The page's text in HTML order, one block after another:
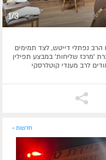
1/3
נפתלי דייטש, לצד תמימים
במסגרת 'מרכז שליחות' במבצע תפילין
לרב מענדי קוטלרסקי
חדשות »